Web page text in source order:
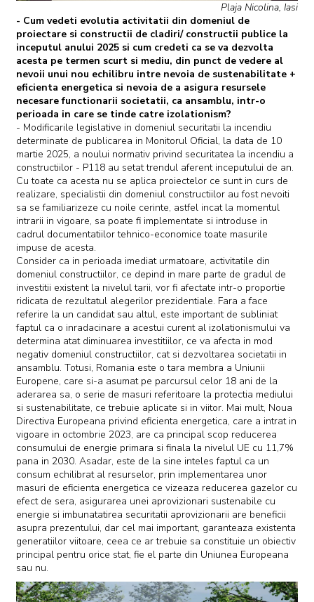
Plaja Nicolina, Iasi
- Cum vedeti evolutia activitatii din domeniul de
proiectare si constructii de cladiri/ constructii publice la
inceputul anului 2025 si cum credeti ca se va dezvolta
acesta pe termen scurt si mediu, din punct de vedere al
nevoii unui nou echilibru intre nevoia de sustenabilitate +
eficienta energetica si nevoia de a asigura resursele
necesare functionarii societatii, ca ansamblu, intr-o
perioada in care se tinde catre izolationism?
- Modificarile legislative in domeniul securitatii la incendiu
determinate de publicarea in Monitorul Oficial, la data de 10
martie 2025, a noului normativ privind securitatea la incendiu a
constructiilor - P118 au setat trendul aferent inceputului de an.
Cu toate ca acesta nu se aplica proiectelor ce sunt in curs de
realizare, specialistii din domeniul constructiilor au fost nevoiti
sa se familiarizeze cu noile cerinte, astfel incat la momentul
intrarii in vigoare, sa poate fi implementate si introduse in
cadrul documentatiilor tehnico-economice toate masurile
impuse de acesta.
Consider ca in perioada imediat urmatoare, activitatile din
domeniul constructiilor, ce depind in mare parte de gradul de
investitii existent la nivelul tarii, vor fi afectate intr-o proportie
ridicata de rezultatul alegerilor prezidentiale. Fara a face
referire la un candidat sau altul, este important de subliniat
faptul ca o inradacinare a acestui curent al izolationismului va
determina atat diminuarea investitiilor, ce va afecta in mod
negativ domeniul constructiilor, cat si dezvoltarea societatii in
ansamblu. Totusi, Romania este o tara membra a Uniunii
Europene, care si-a asumat pe parcursul celor 18 ani de la
aderarea sa, o serie de masuri referitoare la protectia mediului
si sustenabilitate, ce trebuie aplicate si in viitor. Mai mult, Noua
Directiva Europeana privind eficienta energetica, care a intrat in
vigoare in octombrie 2023, are ca principal scop reducerea
consumului de energie primara si finala la nivelul UE cu 11,7%
pana in 2030. Asadar, este de la sine inteles faptul ca un
consum echilibrat al resurselor, prin implementarea unor
masuri de eficienta energetica ce vizeaza reducerea gazelor cu
efect de sera, asigurarea unei aprovizionari sustenabile cu
energie si imbunatatirea securitatii aprovizionarii are beneficii
asupra prezentului, dar cel mai important, garanteaza existenta
generatiilor viitoare, ceea ce ar trebuie sa constituie un obiectiv
principal pentru orice stat, fie el parte din Uniunea Europeana
sau nu.